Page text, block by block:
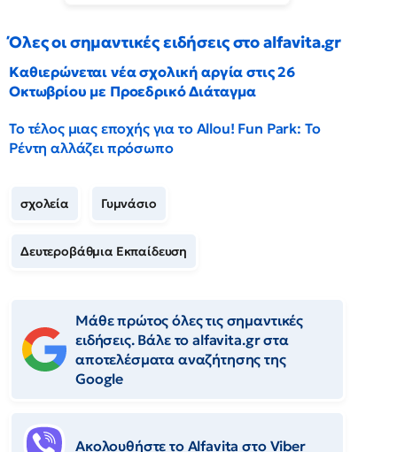
Όλες οι σημαντικές ειδήσεις στο alfavita.gr
Καθιερώνεται νέα σχολική αργία στις 26
Οκτωβρίου με Προεδρικό Διάταγμα
Το τέλος μιας εποχής για το Allou! Fun Park: Το
Ρέντη αλλάζει πρόσωπο
σχολεία Γυμνάσιο
Δευτεροβάθμια Εκπαίδευση
Μάθε πρώτος όλες τις σημαντικές
ειδήσεις. Βάλε το alfavita.gr στα
αποτελέσματα αναζήτησης της
Google
Ακολουθήστε το Αlfavita στο Viber